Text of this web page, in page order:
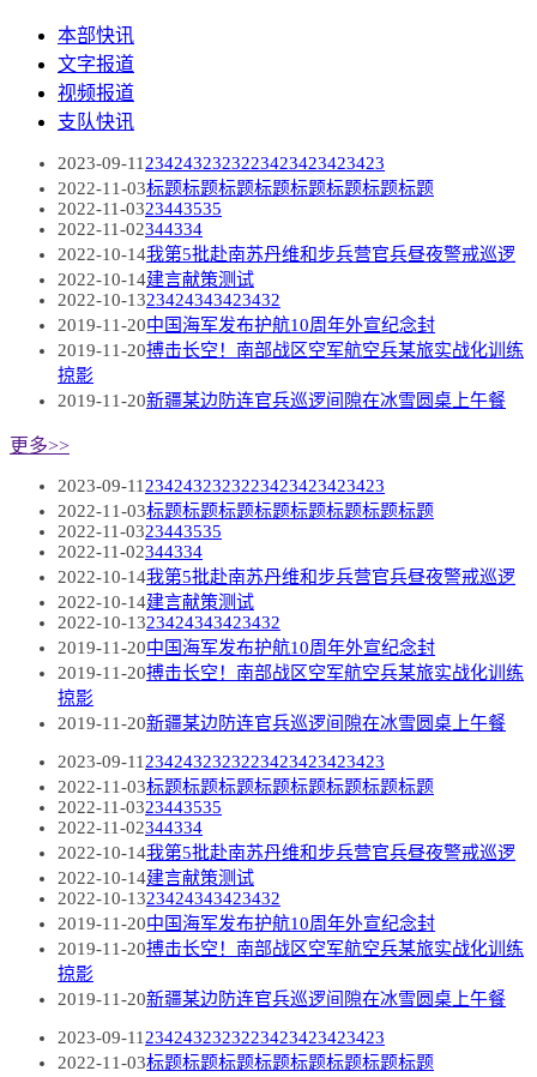
本部快讯
文字报道
视频报道
支队快讯
2023-09-112342432323223423423423423
2022-11-03标题标题标题标题标题标题标题标题
2022-11-0323443535
2022-11-02344334
2022-10-14我第5批赴南苏丹维和步兵营官兵昼夜警戒巡逻
2022-10-14建言献策测试
2022-10-1323424343423432
2019-11-20中国海军发布护航10周年外宣纪念封
2019-11-20搏击长空！南部战区空军航空兵某旅实战化训练
掠影
2019-11-20新疆某边防连官兵巡逻间隙在冰雪圆桌上午餐
更多>>
2023-09-112342432323223423423423423
2022-11-03标题标题标题标题标题标题标题标题
2022-11-0323443535
2022-11-02344334
2022-10-14我第5批赴南苏丹维和步兵营官兵昼夜警戒巡逻
2022-10-14建言献策测试
2022-10-1323424343423432
2019-11-20中国海军发布护航10周年外宣纪念封
2019-11-20搏击长空！南部战区空军航空兵某旅实战化训练
掠影
2019-11-20新疆某边防连官兵巡逻间隙在冰雪圆桌上午餐
2023-09-112342432323223423423423423
2022-11-03标题标题标题标题标题标题标题标题
2022-11-0323443535
2022-11-02344334
2022-10-14我第5批赴南苏丹维和步兵营官兵昼夜警戒巡逻
2022-10-14建言献策测试
2022-10-1323424343423432
2019-11-20中国海军发布护航10周年外宣纪念封
2019-11-20搏击长空！南部战区空军航空兵某旅实战化训练
掠影
2019-11-20新疆某边防连官兵巡逻间隙在冰雪圆桌上午餐
2023-09-112342432323223423423423423
2022-11-03标题标题标题标题标题标题标题标题